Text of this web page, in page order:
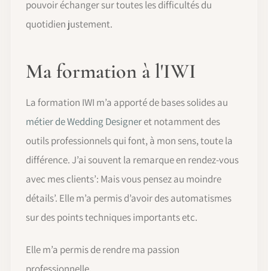
pouvoir échanger sur toutes les difficultés du
quotidien justement.
Ma formation à l'IWI
La formation IWI m’a apporté de bases solides au
métier de Wedding Designeret notamment des
outils professionnels qui font, à mon sens, toute la
différence. J’ai souvent la remarque en rendez-vous
avec mes clients’: Mais vous pensez au moindre
détails’. Elle m’a permis d’avoir des automatismes
sur des points techniques importants etc.
Elle m’a permis de rendre ma passion